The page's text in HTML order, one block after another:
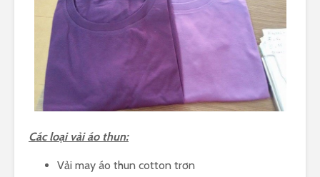
Các loại vải áo thun:
Vải may áo thun cotton trơn